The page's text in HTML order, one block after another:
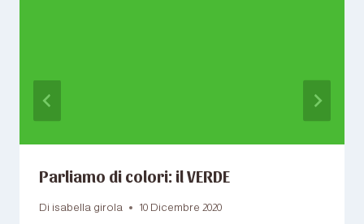
Parliamo di colori: il VERDE
Di isabella girola 10 Dicembre 2020